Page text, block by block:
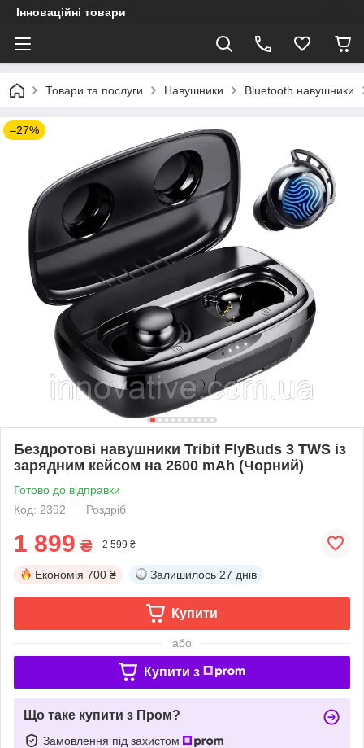
Інноваційні товари
Товари та послуги Навушники Bluetooth навушники
–27%
Бездротові навушники Tribit FlyBuds 3 TWS із
зарядним кейсом на 2600 mAh (Чорний)
Готово до відправки
Код: 2392
Роздріб
1 899 ₴ 2 599 ₴
Економія 700 ₴ Залишилось 27 днів
Купити
або
Купити з
Що таке купити з Пром?
Замовлення під захистом